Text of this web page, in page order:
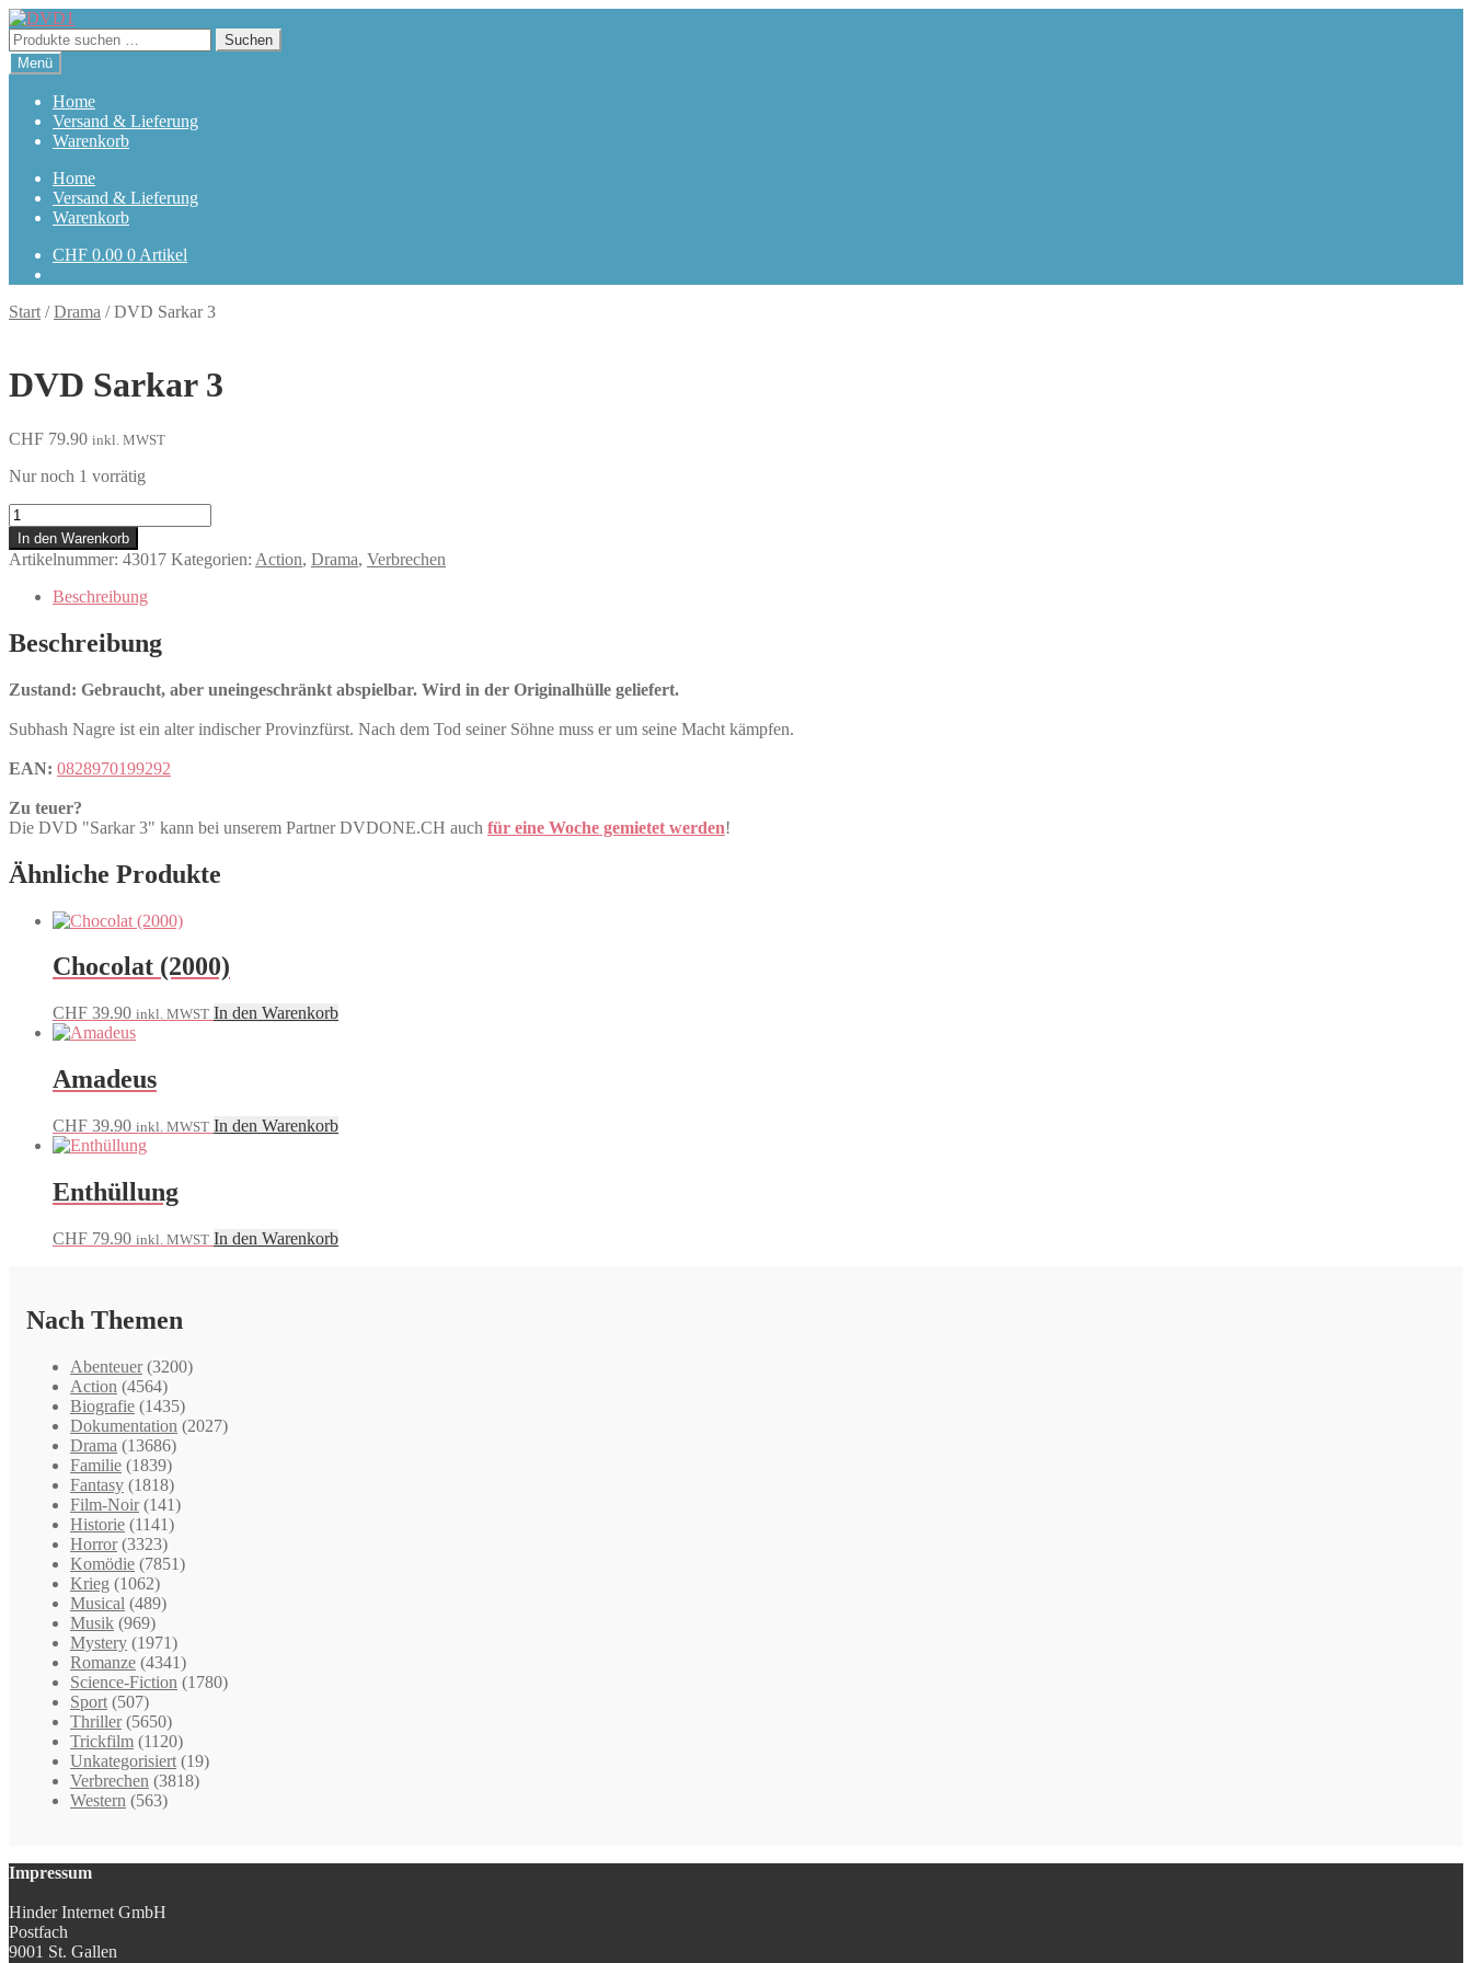
Zur
Navigation
springen
Zum
Inhalt
springen
Suchen
nach:
Suchen
Menü
Home
Versand & Lieferung
Warenkorb
Home
Versand & Lieferung
Warenkorb
CHF 0.00 0 Artikel
Start /Drama /DVD Sarkar 3
DVD Sarkar 3
CHF 79.90 inkl. MWST
Nur noch 1 vorrätig
Sarkar
3
Menge
In den Warenkorb
Artikelnummer: 43017 Kategorien: Action, Drama, Verbrechen
Beschreibung
Beschreibung
Zustand: Gebraucht, aber uneingeschränkt abspielbar. Wird in der Originalhülle geliefert.
Subhash Nagre ist ein alter indischer Provinzfürst. Nach dem Tod seiner Söhne muss er um seine Macht kämpfen.
EAN: 0828970199292
Zu teuer?
Die DVD "Sarkar 3" kann bei unserem Partner DVDONE.CH auch für eine Woche gemietet werden!
Ähnliche Produkte
Chocolat (2000)
CHF 39.90 inkl. MWST In den Warenkorb
Amadeus
CHF 39.90 inkl. MWST In den Warenkorb
Enthüllung
CHF 79.90 inkl. MWST In den Warenkorb
Nach Themen
Abenteuer (3200)
Action (4564)
Biografie (1435)
Dokumentation (2027)
Drama (13686)
Familie (1839)
Fantasy (1818)
Film-Noir (141)
Historie (1141)
Horror (3323)
Komödie (7851)
Krieg (1062)
Musical (489)
Musik (969)
Mystery (1971)
Romanze (4341)
Science-Fiction (1780)
Sport (507)
Thriller (5650)
Trickfilm (1120)
Unkategorisiert (19)
Verbrechen (3818)
Western (563)
Impressum
Hinder Internet GmbH
Postfach
9001 St. Gallen